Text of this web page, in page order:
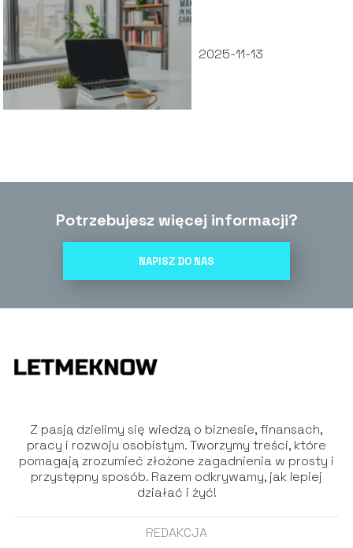
2025-11-13
Potrzebujesz więcej informacji?
NAPISZ DO NAS
Z pasją dzielimy się wiedzą o biznesie, finansach,
pracy i rozwoju osobistym. Tworzymy treści, które
pomagają zrozumieć złożone zagadnienia w prosty i
przystępny sposób. Razem odkrywamy, jak lepiej
działać i żyć!
REDAKCJA